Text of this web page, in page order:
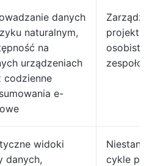
danych
naturalnym,
na
urządzeniach
codzienne
e-
widoki
danych,
cykle